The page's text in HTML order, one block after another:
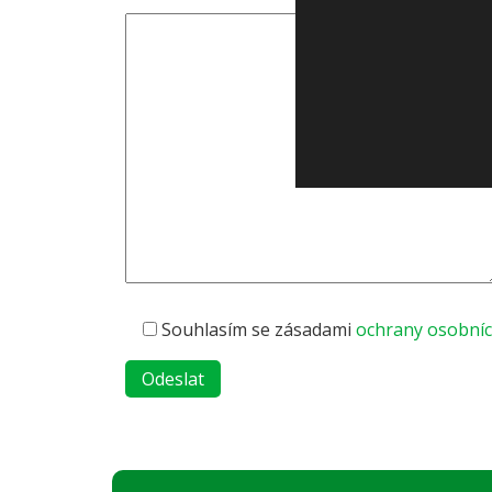
Souhlasím se zásadami ochrany